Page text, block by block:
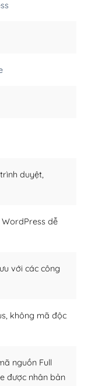
duyệt,
dễ
với các công
không mã độc
nguồn Full
được nhân bản